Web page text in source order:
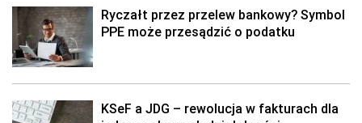
Ryczałt przez przelew bankowy? Symbol
PPE może przesądzić o podatku
KSeF a JDG – rewolucja w fakturach dla